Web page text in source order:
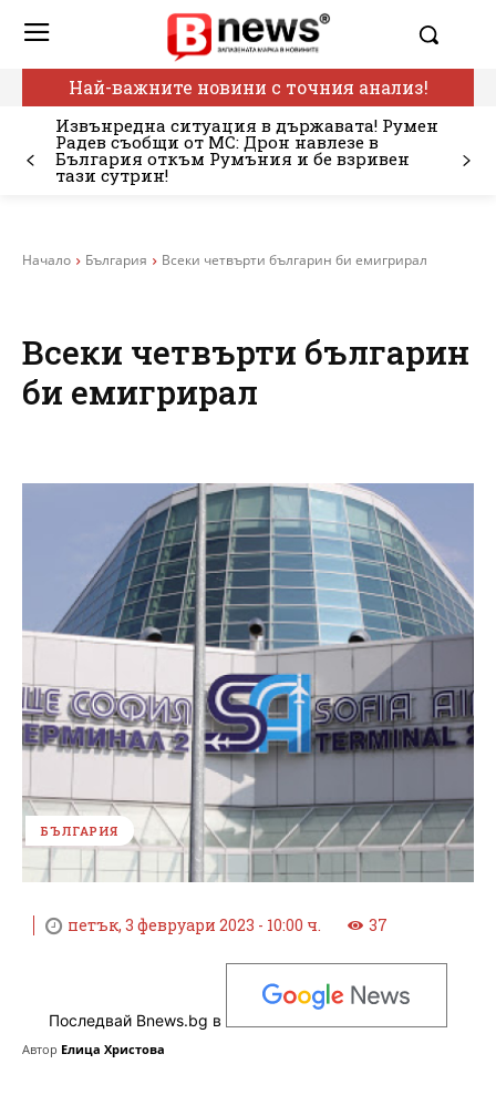
Най-важните новини с точния анализ!
Извънредна ситуация в държавата! Румен
Радев съобщи от МС: Дрон навлезе в
България откъм Румъния и бе взривен
тази сутрин!
Начало България Всеки четвърти българин би емигрирал
Всеки четвърти българин
би емигрирал
БЪЛГАРИЯ
петък, 3 февруари 2023 - 10:00 ч. 37
Последвай Bnews.bg в
Автор Елица Христова